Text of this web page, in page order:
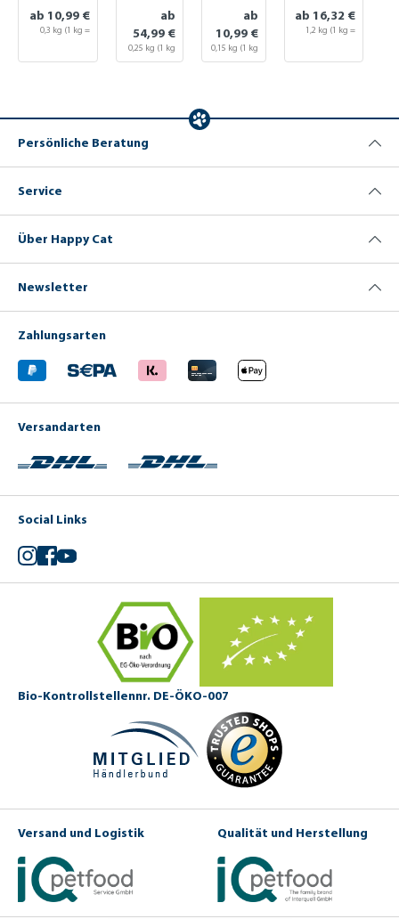
fütternde
Diät
ab 10,99 €
0,3 kg (1 kg =
Verdauun
ab
54,99 €
0,25 kg (1 kg
= 219,96 €)
Verdauu
ng
ab
10,99 €
0,15 kg (1 kg
= 73,27 €)
Darm-
Probleme
ab 16,32 €
1,2 kg (1 kg =
Persönliche Beratung
Service
Über Happy Cat
Newsletter
Zahlungsarten
Versandarten
Social Links
Instagram
Facebook
YouTube
Bio-Kontrollstellennr. DE-ÖKO-007
Versand und Logistik Qualität und Herstellung